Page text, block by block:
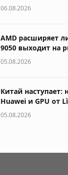
06.08.2026
AMD расширяет
9050 выходит на
05.08.2026
Китай наступает:
Huawei и GPU от
05.08.2026